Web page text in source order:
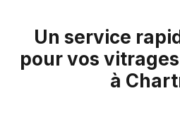
Un service
pour vos
à